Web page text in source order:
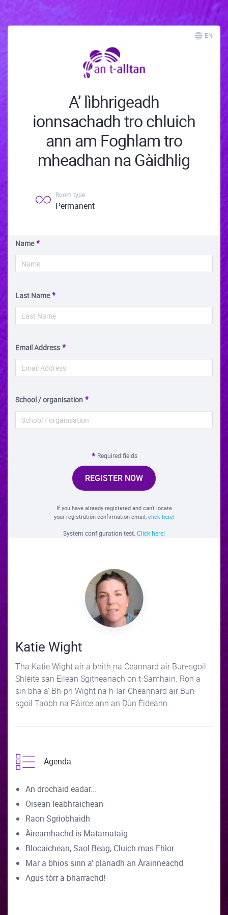
EN
A’ lìbhrigeadh
ionnsachadh tro chluich
ann am Foghlam tro
mheadhan na Gàidhlig
Room type
Permanent
Name
Last Name
Email Address
School / organisation
Required fields
REGISTER NOW
If you have already registered and can't locate
your registration confirmation email, click here!
System configuration test. Click here!
Katie Wight
Tha Katie Wight air a bhith na Ceannard air Bun-sgoil
Shlèite san Eilean Sgitheanach on t-Samhain. Ron a
sin bha a' Bh-ph Wight na h-Iar-Cheannard air Bun-
sgoil Taobh na Pàirce ann an Dùn Èideann.
Agenda
An drochaid eadar...
Oisean leabhraichean
Raon Sgrìobhaidh
Àireamhachd is Matamataig
Blocaichean, Saol Beag, Cluich mas Fhìor
Mar a bhios sinn a' planadh an Àrainneachd
Agus tòrr a bharrachd!